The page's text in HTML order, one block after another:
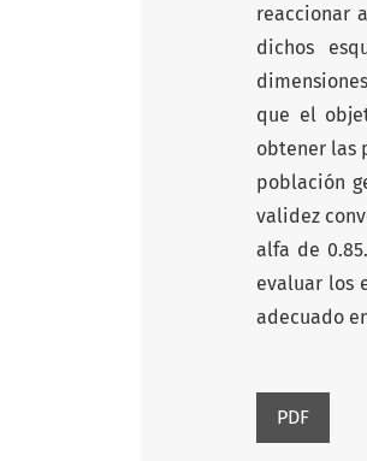
reaccionar
dichos
que el
obtener las
población
validez
alfa de
evaluar los
adecuado
PDF